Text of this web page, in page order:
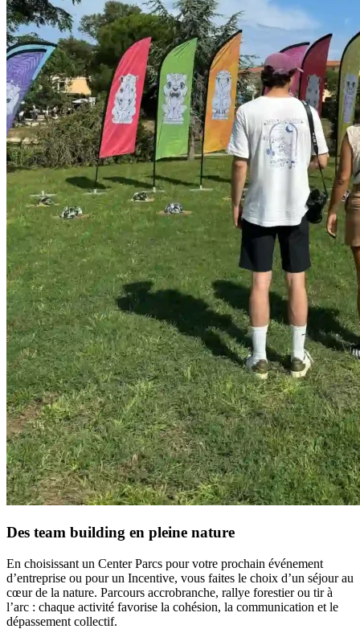
Des team building en pleine nature
En choisissant un Center Parcs pour votre prochain événement
d’entreprise ou pour un Incentive, vous faites le choix d’un séjour au
cœur de la nature. Parcours accrobranche, rallye forestier ou tir à
l’arc : chaque activité favorise la cohésion, la communication et le
dépassement collectif.